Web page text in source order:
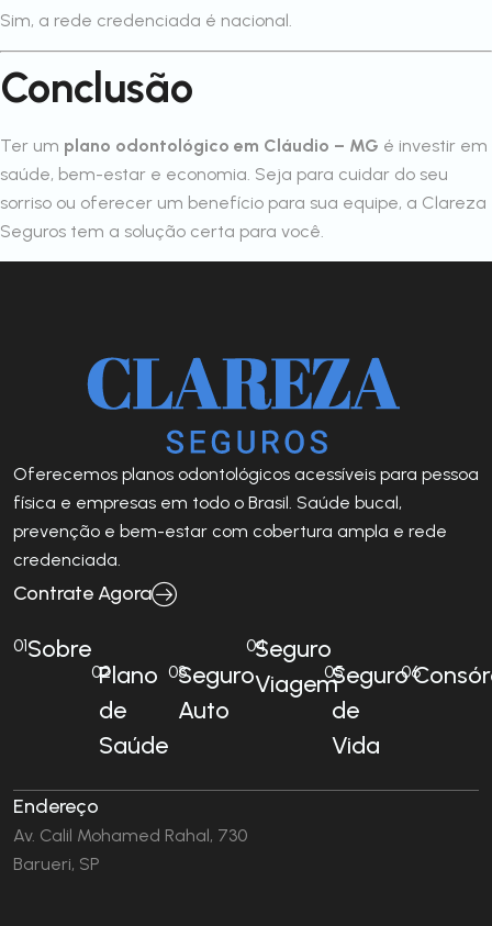
Sim, a rede credenciada é nacional.
Conclusão
Ter um plano odontológico em Cláudio – MG é investir em
saúde, bem-estar e economia. Seja para cuidar do seu
sorriso ou oferecer um benefício para sua equipe, a Clareza
Seguros tem a solução certa para você.
Oferecemos planos odontológicos acessíveis para pessoa
física e empresas em todo o Brasil. Saúde bucal,
prevenção e bem-estar com cobertura ampla e rede
credenciada.
Contrate Agora
01Sobre
02Plano
de
Saúde
03Seguro
Auto
04Seguro
Viagem
05Seguro
de
Vida
06
Endereço
Av. Calil Mohamed Rahal, 730
Barueri, SP